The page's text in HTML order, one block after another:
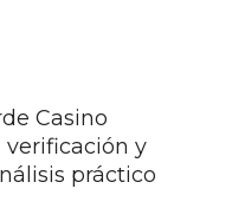
Casino
verificación y
práctico